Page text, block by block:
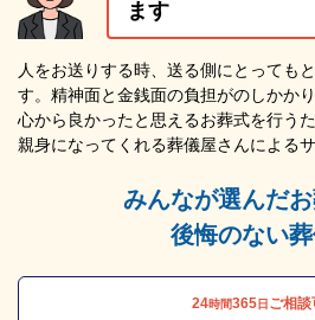
ます
人をお送りする時、送る側にとっても
す。精神面と金銭面の負担がのしかかり
心から良かったと思えるお葬式を行う
親身になってくれる葬儀屋さんによる
みんなが選んだ
後悔のない
24時間365日 ご相談